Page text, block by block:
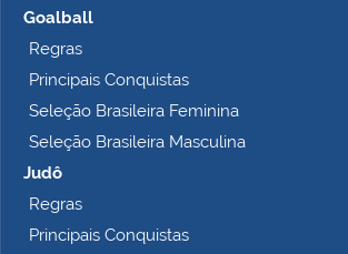
Goalball
Regras
Principais Conquistas
Seleção Brasileira Feminina
Seleção Brasileira Masculina
Judô
Regras
Principais Conquistas